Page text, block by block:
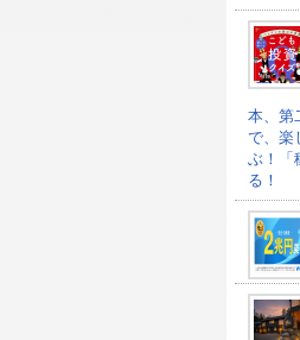
本、第
で、楽
ぶ！「
る！